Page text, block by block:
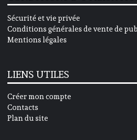
Sécurité et vie privée
Conditions générales de vente de
Mentions légales
LIENS UTILES
Créer mon compte
Contacts
Plan du site